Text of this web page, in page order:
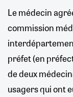
Le médecin
commission
préfet (en
de deux
usagers qui ont